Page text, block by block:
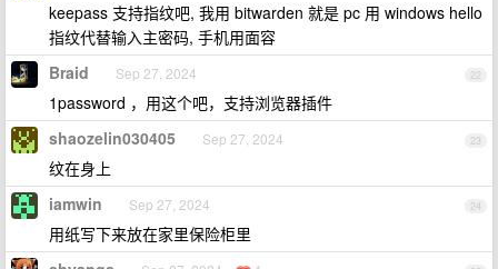
keepass 支持指纹吧, 我用 bitwarden 就是 pc 用 windows hello
指纹代替输入主密码, 手机用面容
22
Braid Sep 27, 2024
1password ，用这个吧，支持浏览器插件
23
shaozelin030405 Sep 27, 2024
纹在身上
24
iamwin Sep 27, 2024
用纸写下来放在家里保险柜里